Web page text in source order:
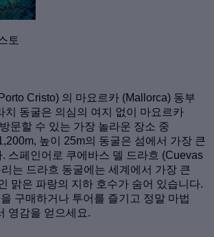
토
Cristo) 의 마요르카 (Mallorca) 동부
치 동굴은 의심의 여지 없이 마요르카
문할 수 있는 가장 놀라운 장소 중
높이 25m의 동굴은 섬에서 가장 큰
스페인어로 쿠에바스 델 드라흐 (Cuevas
는 드라흐 동굴에는 세계에서 가장 큰
맑은 파랑의 지하 호수가 숨어 있습니다.
구매하거나 투어를 즐기고 정말 마법
영감을 얻으세요.